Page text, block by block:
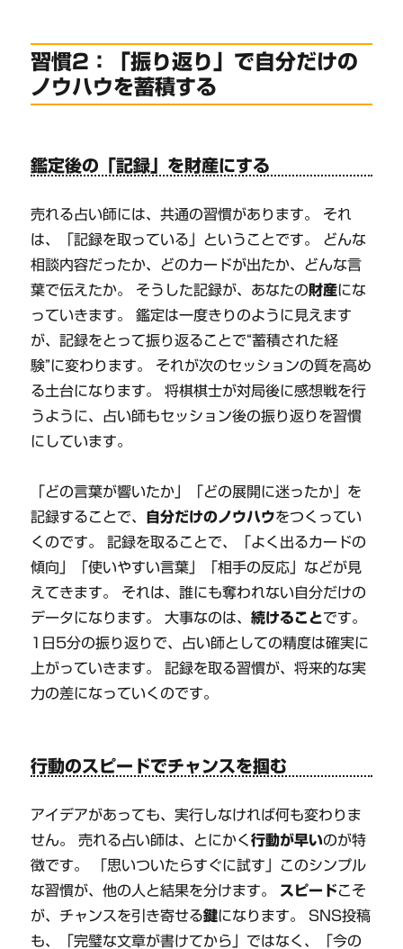
習慣2：「振り返り」で自分だけの
ノウハウを蓄積する
鑑定後の「記録」を財産にする
売れる占い師には、共通の習慣があります。 それ
は、「記録を取っている」ということです。 どんな
相談内容だったか、どのカードが出たか、どんな言
葉で伝えたか。 そうした記録が、あなたの財産にな
っていきます。 鑑定は一度きりのように見えます
が、記録をとって振り返ることで“蓄積された経
験”に変わります。 それが次のセッションの質を高め
る土台になります。 将棋棋士が対局後に感想戦を行
うように、占い師もセッション後の振り返りを習慣
にしています。
「どの言葉が響いたか」「どの展開に迷ったか」を
記録することで、
自分だけのノウハウをつくってい
くのです。 記録を取ることで、「よく出るカードの
傾向」「使いやすい言葉」「相手の反応」などが見
えてきます。 それは、誰にも奪われない自分だけの
データになります。 大事なのは、続けることです。
1日5分の振り返りで、占い師としての精度は確実に
上がっていきます。 記録を取る習慣が、将来的な実
力の差になっていくのです。
行動のスピードでチャンスを掴む
アイデアがあっても、実行しなければ何も変わりま
せん。 売れる占い師は、とにかく行動が早いのが特
徴です。 「思いついたらすぐに試す」このシンプル
な習慣が、他の人と結果を分けます。 スピードこそ
が、チャンスを引き寄せる鍵になります。 SNS投稿
も、「完璧な文章が書けてから」ではなく、「今の